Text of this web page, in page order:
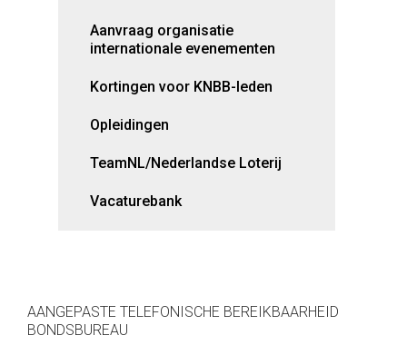
Aanvraag organisatie
internationale evenementen
Kortingen voor KNBB-leden
Opleidingen
TeamNL/Nederlandse Loterij
Vacaturebank
AANGEPASTE TELEFONISCHE BEREIKBAARHEID
BONDSBUREAU